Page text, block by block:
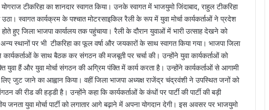
टीकरिहा का शानदार स्वागत किया। उनके स्वागत में भाजयुमो जिंदाबाद, राहुल टीकरिहा
उठा। स्वागत कार्यक्रम के पश्चात मोटरसाइकिल रैली के रूप में युवा मोर्चा कार्यकर्ताओं ने प्रदेश
हुए जिला भाजपा कार्यालय तक पहुंचाया। रैली के दौरान युवाओं में भारी उत्साह देखने को
स्थानों पर भी टीकरिहा का फूल वर्षा और जयकारों के साथ स्वागत किया गया। भाजपा जिला
कार्यकर्ताओं के साथ बैठक कर संगठन की मजबूती पर चर्चा की। उन्होंने युवा कार्यकर्ताओं को
युवा हैं और युवा मोर्चा संगठन की अग्रिम पंक्ति में कार्य करता है। उन्होंने कार्यकर्ताओं से आगामी
जुट जाने का आह्वान किया। वहीं जिला भाजपा अध्यक्ष राजेंद्र चंद्रवंशी ने उपस्थित जनों को
की रीड की हड्डी है। उन्होंने कहा कि कार्यकर्ताओं के कंधों पर पार्टी की पार्टी की बड़ी
जनता युवा मोर्चा पार्टी को लगातार आगे बढ़ाने में अपना योगदान देगी। इस अवसर पर भाजयुमो